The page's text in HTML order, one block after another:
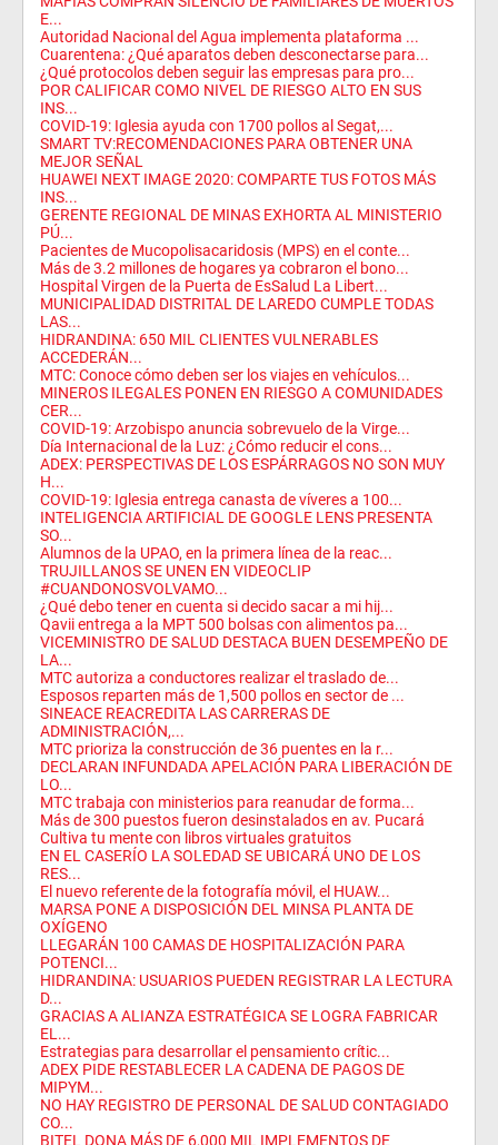
E...
Autoridad Nacional del Agua implementa plataforma ...
Cuarentena: ¿Qué aparatos deben desconectarse para...
¿Qué protocolos deben seguir las empresas para pro...
POR CALIFICAR COMO NIVEL DE RIESGO ALTO EN SUS
INS...
COVID-19: Iglesia ayuda con 1700 pollos al Segat,...
SMART TV:RECOMENDACIONES PARA OBTENER UNA
MEJOR SEÑAL
HUAWEI NEXT IMAGE 2020: COMPARTE TUS FOTOS MÁS
INS...
GERENTE REGIONAL DE MINAS EXHORTA AL MINISTERIO
PÚ...
Pacientes de Mucopolisacaridosis (MPS) en el conte...
Más de 3.2 millones de hogares ya cobraron el bono...
Hospital Virgen de la Puerta de EsSalud La Libert...
MUNICIPALIDAD DISTRITAL DE LAREDO CUMPLE TODAS
LAS...
HIDRANDINA: 650 MIL CLIENTES VULNERABLES
ACCEDERÁN...
MTC: Conoce cómo deben ser los viajes en vehículos...
MINEROS ILEGALES PONEN EN RIESGO A COMUNIDADES
CER...
COVID-19: Arzobispo anuncia sobrevuelo de la Virge...
Día Internacional de la Luz: ¿Cómo reducir el cons...
ADEX: PERSPECTIVAS DE LOS ESPÁRRAGOS NO SON MUY
H...
COVID-19: Iglesia entrega canasta de víveres a 100...
INTELIGENCIA ARTIFICIAL DE GOOGLE LENS PRESENTA
SO...
Alumnos de la UPAO, en la primera línea de la reac...
TRUJILLANOS SE UNEN EN VIDEOCLIP
#CUANDONOSVOLVAMO...
¿Qué debo tener en cuenta si decido sacar a mi hij...
Qavii entrega a la MPT 500 bolsas con alimentos pa...
VICEMINISTRO DE SALUD DESTACA BUEN DESEMPEÑO DE
LA...
MTC autoriza a conductores realizar el traslado de...
Esposos reparten más de 1,500 pollos en sector de ...
SINEACE REACREDITA LAS CARRERAS DE
ADMINISTRACIÓN,...
MTC prioriza la construcción de 36 puentes en la r...
DECLARAN INFUNDADA APELACIÓN PARA LIBERACIÓN DE
LO...
MTC trabaja con ministerios para reanudar de forma...
Más de 300 puestos fueron desinstalados en av. Pucará
Cultiva tu mente con libros virtuales gratuitos
EN EL CASERÍO LA SOLEDAD SE UBICARÁ UNO DE LOS
RES...
El nuevo referente de la fotografía móvil, el HUAW...
MARSA PONE A DISPOSICIÓN DEL MINSA PLANTA DE
OXÍGENO
LLEGARÁN 100 CAMAS DE HOSPITALIZACIÓN PARA
POTENCI...
HIDRANDINA: USUARIOS PUEDEN REGISTRAR LA LECTURA
D...
GRACIAS A ALIANZA ESTRATÉGICA SE LOGRA FABRICAR
EL...
Estrategias para desarrollar el pensamiento crític...
ADEX PIDE RESTABLECER LA CADENA DE PAGOS DE
MIPYM...
NO HAY REGISTRO DE PERSONAL DE SALUD CONTAGIADO
CO...
BITEL DONA MÁS DE 6,000 MIL IMPLEMENTOS DE